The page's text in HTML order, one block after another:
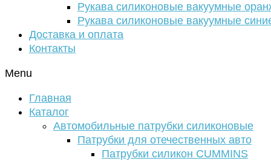
Рукава силиконовые вакуумные
Рукава силиконовые вакуумные
Доставка и оплата
Контакты
Menu
Главная
Каталог
Автомобильные патрубки силиконовые
Патрубки для отечественных авто
Патрубки силикон CUMMINS